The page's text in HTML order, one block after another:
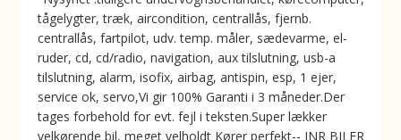
tågelygter, træk, aircondition, centrallås, fjernb.
centrallås, fartpilot, udv. temp. måler, sædevarme, el-
ruder, cd, cd/radio, navigation, aux tilslutning, usb-a
tilslutning, alarm, isofix, airbag, antispin, esp, 1 ejer,
service ok, servo,Vi gir 100% Garanti i 3 måneder.Der
tages forbehold for evt. fejl i teksten.Super lækker
velkørende bil, meget velholdt Kører perfekt-- JNR BILER